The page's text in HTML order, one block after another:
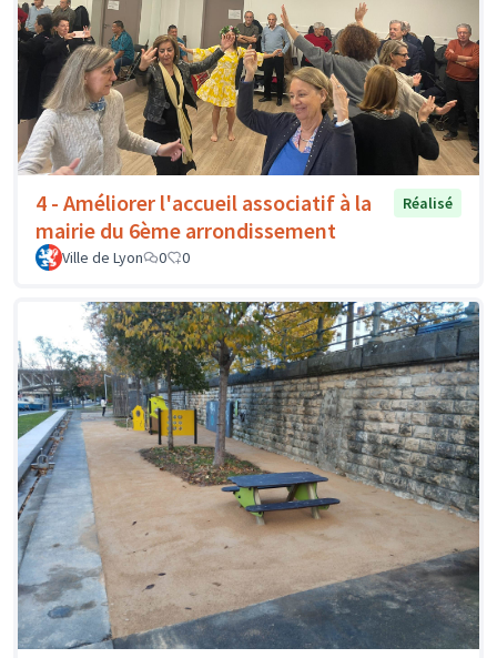
4 - Améliorer l'accueil associatif à la
mairie du 6ème arrondissement
Réalisé
Ville de Lyon 0 0